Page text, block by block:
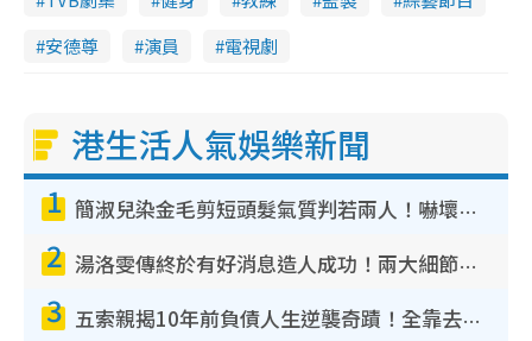
安德尊
演員 電視劇
港生活人氣娛樂新聞
1 簡淑兒染金毛剪短頭髮氣質判若兩人！嚇壞老公麥大力都認唔出：「你做咩事？」
2 湯洛雯傳終於有好消息造人成功！兩大細節曝孕味極濃惹猜測：大肚婆先會咁！
3 五索親揭10年前負債人生逆襲奇蹟！全靠去一地方轉運後即遇上馬先生